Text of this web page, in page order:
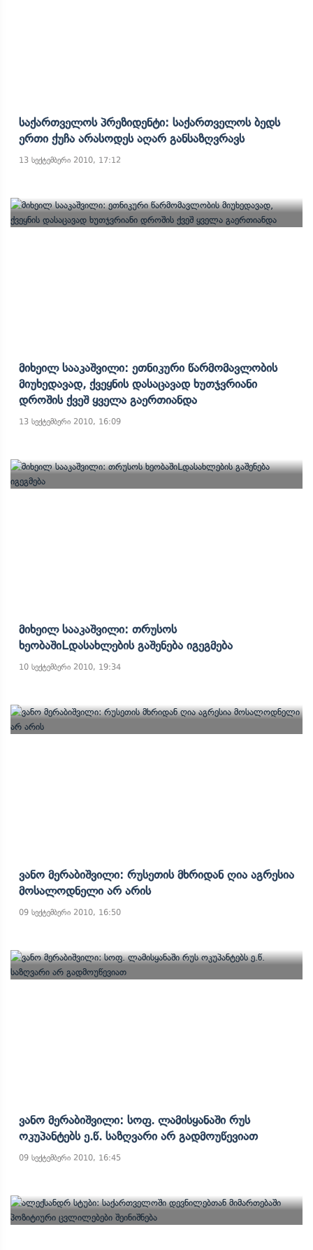
Საქართველოს Პრეზიდენტი: Საქართველოს Ბედს
Ერთი Ქუჩა Არასოდეს Აღარ Განსაზღვრავს
13 სექტემბერი 2010, 17:12
Მიხეილ Სააკაშვილი: Ეთნიკური Წარმომავლობის
Მიუხედავად, Ქვეყნის Დასაცავად Ხუთჯვრიანი
Დროშის Ქვეშ Ყველა Გაერთიანდა
13 სექტემბერი 2010, 16:09
Მიხეილ Სააკაშვილი: Თრუსოს
ᲮეობაშიLდასახლების Გაშენება Იგეგმება
10 სექტემბერი 2010, 19:34
Ვანო Მერაბიშვილი: Რუსეთის Მხრიდან Ღია Აგრესია
Მოსალოდნელი Არ Არის
09 სექტემბერი 2010, 16:50
Ვანო Მერაბიშვილი: Სოფ. Ლამისყანაში Რუს
Ოკუპანტებს Ე.წ. Საზღვარი Არ Გადმოუწევიათ
09 სექტემბერი 2010, 16:45